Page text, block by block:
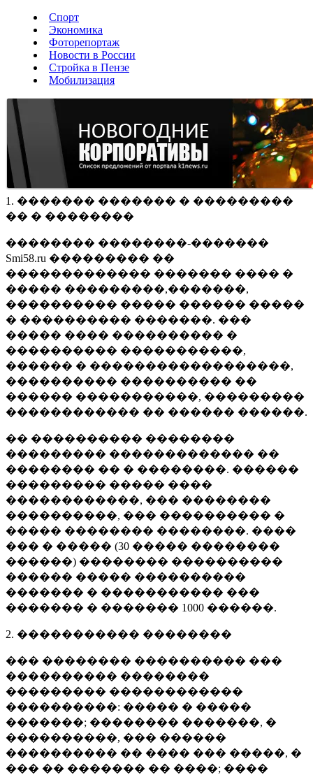
Спорт
Экономика
Фоторепортаж
Новости в России
Стройка в Пензе
Мобилизация
1. ������� ������� � ���������
�� � ��������
�������� ��������-�������
Smi58.ru ��������� ��
������������� ������� ���� �
����� ���������,�������,
���������� ����� ������ �����
� ���������� �������. ���
����� ���� ���������� �
���������� �����������,
������ � ������������������,
���������� ���������� ��
������ �����������, ���������
������������ �� ������ ������.
�� ���������� ��������
��������� ������������� ��
�������� �� � ��������. ������
��������� ����� ����
������������, ��� ��������
����������, ��� ���������� �
����� �������� ��������. ����
��� � ����� (30 ����� ��������
������) �������� ����������
������ ����� ����������
������� � ����������� ���
������� � ������� 1000 ������.
2. ����������� ��������
��� �������� ���������� ���
���������� ��������
��������� ������������
����������: ����� � �����
�������; �������� �������, �
����������, ��� ������
���������� �� ���� ��� �����, �
��� �� ������� �� ����; ����